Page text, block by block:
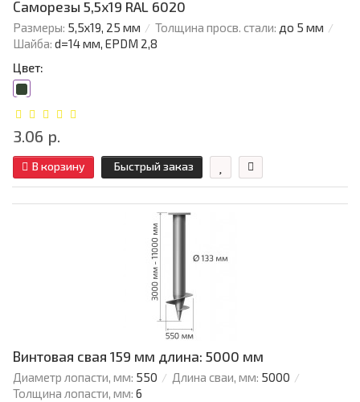
Саморезы 5,5х19 RAL 6020
Размеры: 5,5х19, 25 мм Толщина просв. стали: до 5 мм
Шайба: d=14 мм, EPDM 2,8
Цвет:
3.06 р.
В корзину Быстрый заказ
Винтовая свая 159 мм длина: 5000 мм
Диаметр лопасти, мм: 550 Длина сваи, мм: 5000
Толщина лопасти, мм: 6